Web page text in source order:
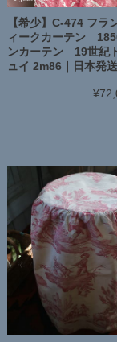
【希少】C-474 フラ
ィークカーテン
ンカーテン 19世紀
ュイ 2m86｜日本発送